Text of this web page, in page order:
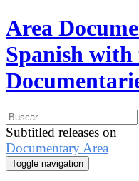
Area
Spanish with
Subtitled releases on
Documentary Area
Toggle navigation